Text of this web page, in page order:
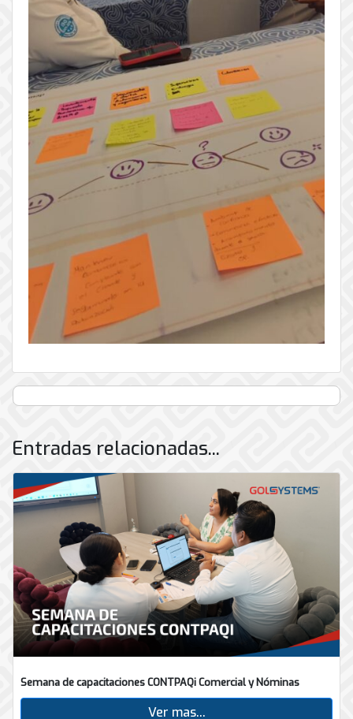
Entradas relacionadas...
Semana de capacitaciones CONTPAQi Comercial y Nóminas
Ver mas...